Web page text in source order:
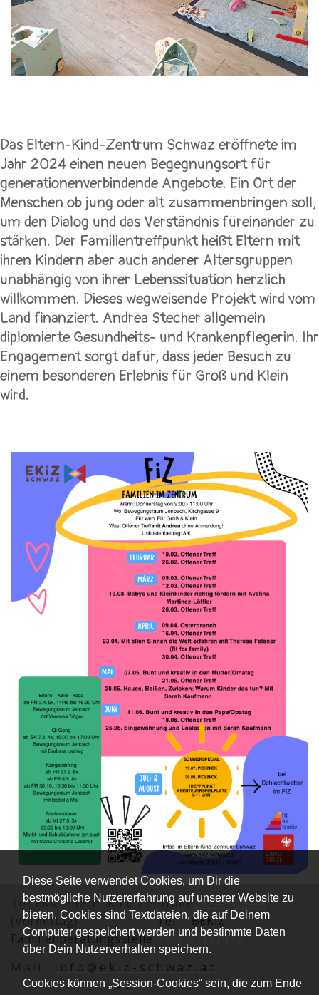
Diese Seite verwendet Cookies, um Dir die
bestmögliche Nutzererfahrung auf unserer Website zu
bieten. Cookies sind Textdateien, die auf Deinem
Computer gespeichert werden und bestimmte Daten
über Dein Nutzerverhalten speichern.
Cookies können „Session-Cookies“ sein, die zum Ende
Das Eltern-Kind-Zentrum Schwaz eröffnete im
Jahr 2024 einen neuen Begegnungsort für
generationenverbindende Angebote. Ein Ort der
Menschen ob jung oder alt zusammenbringen soll,
um den Dialog und das Verständnis füreinander zu
stärken. Der Familientreffpunkt heißt Eltern mit
ihren Kindern aber auch anderer Altersgruppen
unabhängig von ihrer Lebenssituation herzlich
willkommen. Dieses wegweisende Projekt wird vom
Land finanziert. Andrea Stecher allgemein
diplomierte Gesundheits- und Krankenpflegerin. Ihr
Engagement sorgt dafür, dass jeder Besuch zu
einem besonderen Erlebnis für Groß und Klein
wird.
Tel.:EKiZ Eltern -Kind-Zentrum 05242 72848
(Vormittag)Tel.: BEKiZ
Familienberatungsstelle0677 62152012
Mai l:
info@ekiz-schwaz.at
Mail: